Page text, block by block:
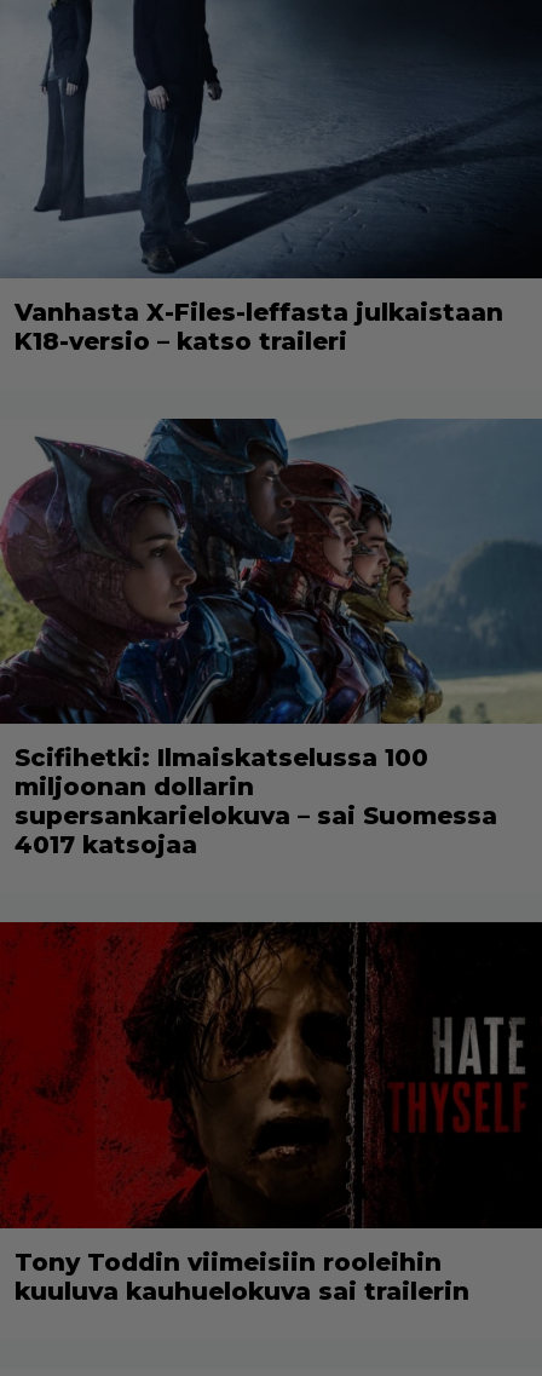
Vanhasta X-Files-leffasta julkaistaan
K18-versio – katso traileri
Scifihetki: Ilmaiskatselussa 100
miljoonan dollarin
supersankarielokuva – sai Suomessa
4017 katsojaa
Tony Toddin viimeisiin rooleihin
kuuluva kauhuelokuva sai trailerin